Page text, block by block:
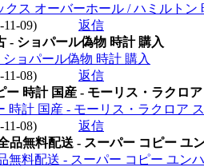
クス オーバーホール / ハミルトン
09)
返信
- ショパール偽物 時計 購入
ョパール偽物 時計 購入
08)
返信
ー 時計 国産 - モーリス・ラクロ
時計 国産 - モーリス・ラクロア
08)
返信
品無料配送 - スーパー コピー ユ
無料配送 - スーパー コピー ユン